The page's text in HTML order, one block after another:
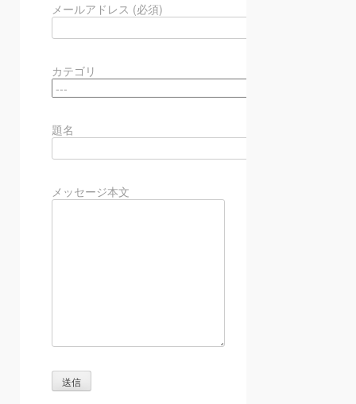
メールアドレス (必須)
カテゴリ
題名
メッセージ本文